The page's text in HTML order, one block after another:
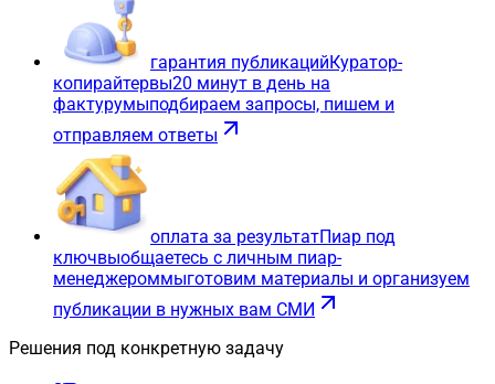
гарантия публикацийКуратор-
копирайтервы20 минут в день на
фактурумыподбираем запросы, пишем и
отправляем ответы
оплата за результатПиар под
ключвыобщаетесь с личным пиар-
менеджероммыготовим материалы и организуем
публикации в нужных вам СМИ
Решения под конкретную задачу